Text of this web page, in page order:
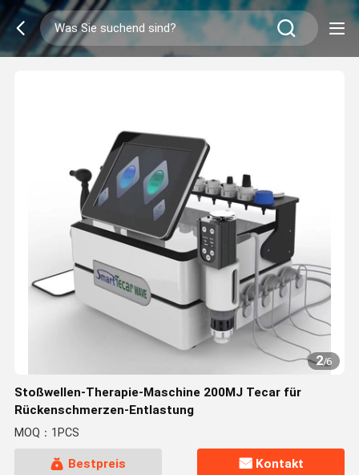
2/6
Stoßwellen-Therapie-Maschine 200MJ Tecar für
Rückenschmerzen-Entlastung
MOQ：1PCS
Bestpreis Kontakt